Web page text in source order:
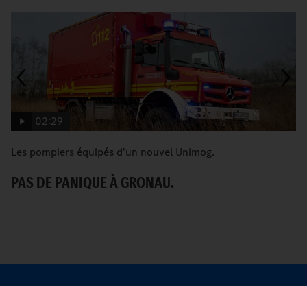
02:29
Les pompiers équipés d'un nouvel Unimog.
PAS DE PANIQUE À GRONAU.